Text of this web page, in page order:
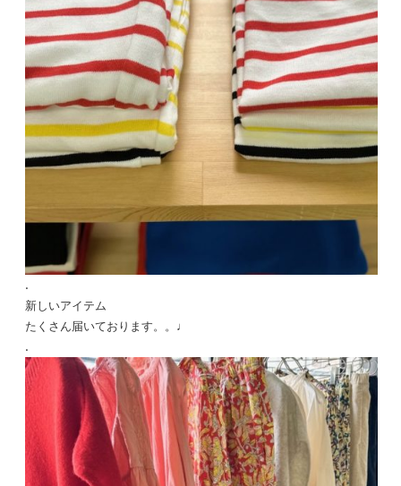
.
新しいアイテム
たくさん届いております。。♩
.